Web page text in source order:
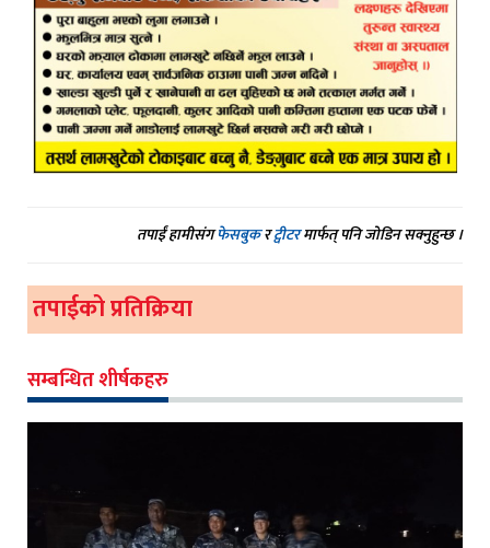
तपाईं हामीसंगफेसबुकरट्वीटरमार्फत् पनि जोडिन सक्नुहुन्छ ।
तपाईको प्रतिक्रिया
सम्बन्धित शीर्षकहरु